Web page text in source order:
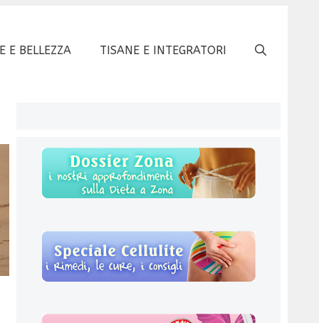
E BELLEZZA TISANE E INTEGRATORI